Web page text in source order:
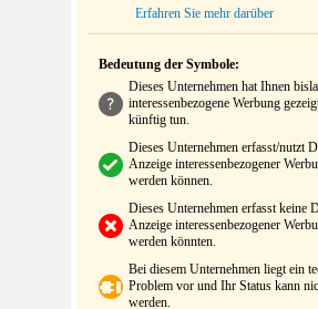
Erfahren Sie mehr darüber
Bedeutung der Symbole:
Dieses Unternehmen hat Ihnen
interessenbezogene Werbung
künftig tun.
Dieses Unternehmen erfasst/nutzt
Anzeige interessenbezogener
werden können.
Dieses Unternehmen erfasst keine
Anzeige interessenbezogener
werden könnten.
Bei diesem Unternehmen liegt ein
Problem vor und Ihr Status kann
werden.